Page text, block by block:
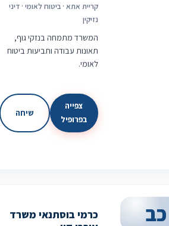
קריית אתא · ביטוח לאומי · דיני
נזיקין
המשרד מתמחה בנזקי גוף,
תאונות עבודה ותביעות ביטוח
לאומי.
צפייה
בפרופיל
שיחה
כב
כרמי בוסתנאי משרד